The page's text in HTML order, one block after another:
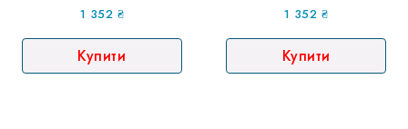
1 352 ₴
Купити
1 352 ₴
Купити